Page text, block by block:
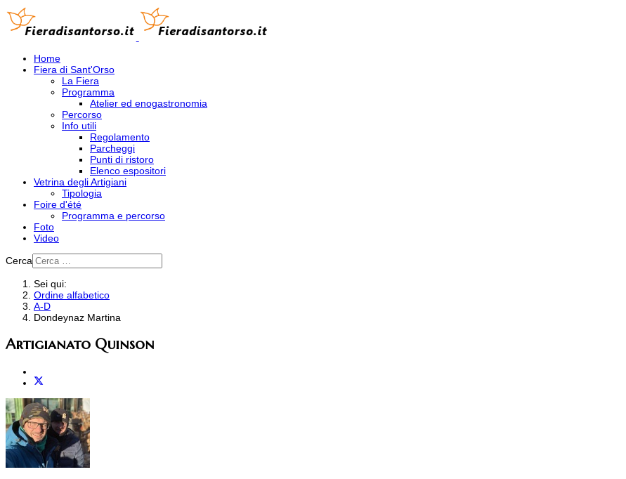
Home
Fiera di Sant'Orso
La Fiera
Programma
Atelier ed enogastronomia
Percorso
Info utili
Regolamento
Parcheggi
Punti di ristoro
Elenco espositori
Vetrina degli Artigiani
Tipologia
Foire d'été
Programma e percorso
Foto
Video
Cerca
Sei qui:
Ordine alfabetico
A-D
Dondeynaz Martina
Artigianato Quinson